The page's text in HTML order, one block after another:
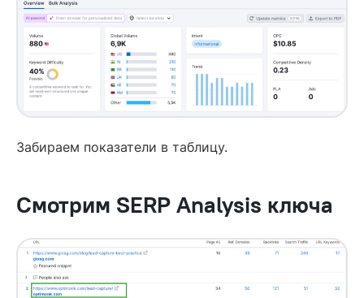
Забираем показатели в таблицу.
Смотрим SERP Analysis ключа